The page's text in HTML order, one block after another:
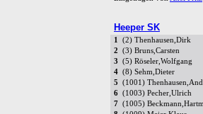
Heeper SK
1
(2) Thenhausen,Dirk
2 (3) Bruns,Carsten
3 (5) Röseler,Wolfgang
4 (8) Sehm,Dieter
5 (1001)
6 (1003) Pecher,Ulrich
7 (1005)